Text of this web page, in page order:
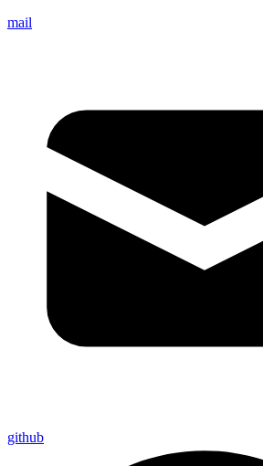
mail
github